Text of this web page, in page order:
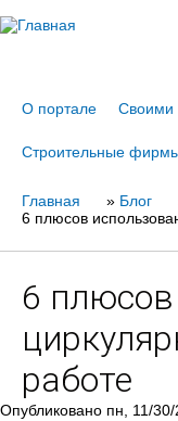
О портале Своими
Строительные
Вы
Главная » Блог
6 плюсов
6
работе
Опубликовано пн, 11/